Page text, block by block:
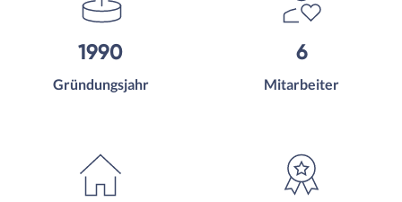
1990
Gründungsjahr
6
Mitarbeiter